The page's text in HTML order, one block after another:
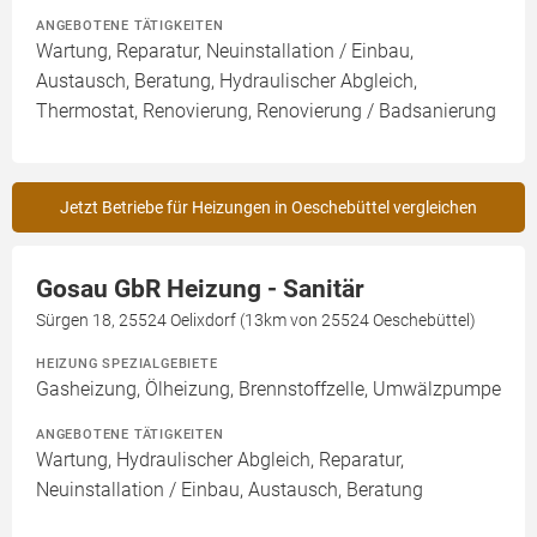
ANGEBOTENE TÄTIGKEITEN
Wartung, Reparatur, Neuinstallation / Einbau,
Austausch, Beratung, Hydraulischer Abgleich,
Thermostat, Renovierung, Renovierung / Badsanierung
Jetzt Betriebe für Heizungen in Oeschebüttel vergleichen
Gosau GbR Heizung - Sanitär
Sürgen 18, 25524 Oelixdorf (13km von 25524 Oeschebüttel)
HEIZUNG SPEZIALGEBIETE
Gasheizung, Ölheizung, Brennstoffzelle, Umwälzpumpe
ANGEBOTENE TÄTIGKEITEN
Wartung, Hydraulischer Abgleich, Reparatur,
Neuinstallation / Einbau, Austausch, Beratung